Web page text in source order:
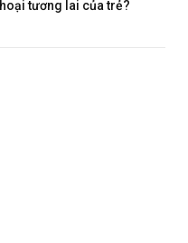
hoại tương lai của trẻ?